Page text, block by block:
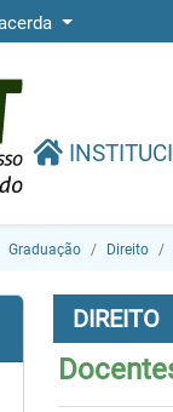
Graduação Direito
DIREITO